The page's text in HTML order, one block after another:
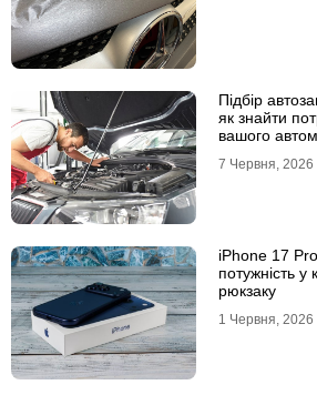
Підбір
як знайти
вашого
7 Червня, 2026
iPhone 17
потужність у
рюкзаку
1 Червня, 2026